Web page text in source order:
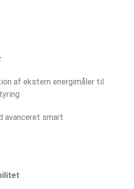
af ekstern energimåler til
avanceret smart